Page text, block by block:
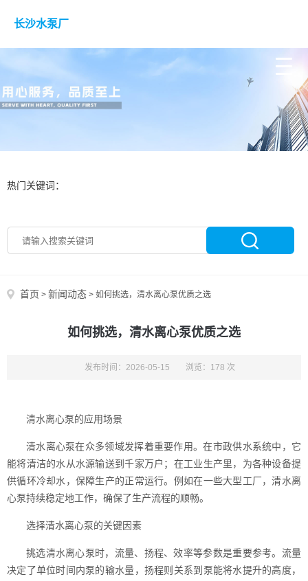
长沙水泵厂
热门关键词：
首页 > 新闻动态 > 如何挑选，清水离心泵优质之选
如何挑选，清水离心泵优质之选
发布时间：2026-05-15 浏览：178 次
清水离心泵的应用场景
清水离心泵在众多领域发挥着重要作用。在市政供水系统中，它
能将清洁的水从水源输送到千家万户；在工业生产里，为各种设备提
供循环冷却水，保障生产的正常运行。例如在一些大型工厂，清水离
心泵持续稳定地工作，确保了生产流程的顺畅。
选择清水离心泵的关键因素
挑选清水离心泵时，流量、扬程、效率等参数是重要参考。流量
决定了单位时间内泵的输水量，扬程则关系到泵能将水提升的高度，